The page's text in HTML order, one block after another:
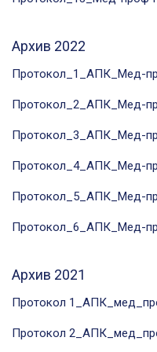
Архив 2022
Протокол_1_АПК_Мед-
Протокол_2_АПК_Мед-
Протокол_3_АПК_Мед-
Протокол_4_АПК_Мед-
Протокол_5_АПК_Мед-
Протокол_6_АПК_Мед-
Архив 2021
Протокол
Протокол